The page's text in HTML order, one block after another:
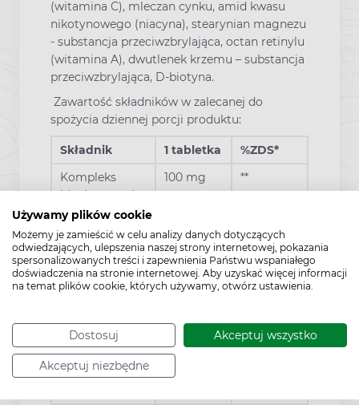
Używamy plików cookie
Możemy je zamieścić w celu analizy danych dotyczących
odwiedzających, ulepszenia naszej strony internetowej, pokazania
spersonalizowanych treści i zapewnienia Państwu wspaniałego
doświadczenia na stronie internetowej. Aby uzyskać więcej informacji
na temat plików cookie, których używamy, otwórz ustawienia.
Dostosuj Akceptuj wszystko
Akceptuj niezbędne
(witamina C), mleczan cynku, amid kwasu
nikotynowego (niacyna), stearynian magnezu
- substancja przeciwzbrylająca, octan retinylu
(witamina A), dwutlenek krzemu – substancja
przeciwzbrylająca, D-biotyna.
Zawartość składników w zalecanej do
spożycia dziennej porcji produktu:
Składnik 1 tabletka
%ZDS*
Kompleks
bioaktywnych
białek
pochodzenia
mlecznego
(zawiera nie
mniej niż 90%
100 mg **
Witamina C 80 mg
100%
Niacyna (mg
ekwiwalentu
16 mg